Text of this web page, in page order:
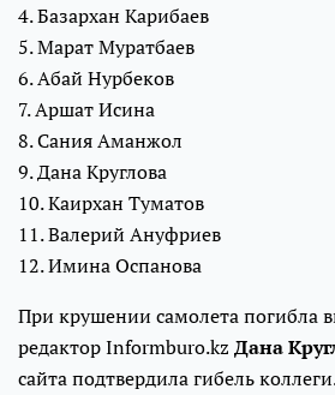
4. Базархан Карибаев
5. Марат Муратбаев
6. Абай Нурбеков
7. Аршат Исина
8. Сания Аманжол
9. Дана Круглова
10. Каирхан Туматов
11. Валерий Ануфриев
12. Имина Оспанова
При крушении самолета погибла
редактор Informburo.kz Дана
сайта подтвердила гибель